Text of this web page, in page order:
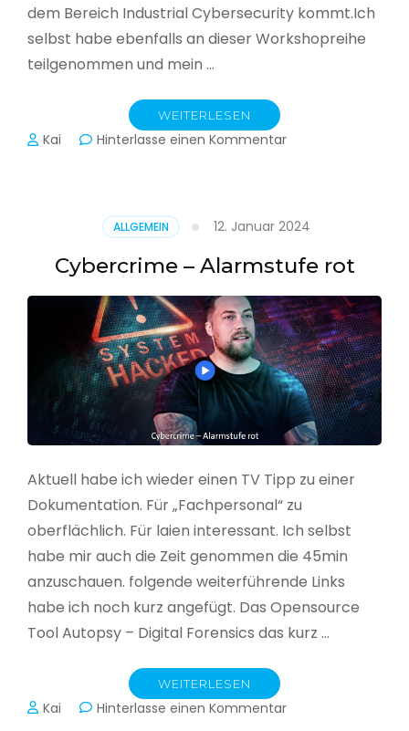
dem Bereich Industrial Cybersecurity kommt.Ich
selbst habe ebenfalls an dieser Workshopreihe
teilgenommen und mein …
WEITERLESEN
Kai Hinterlasse einen Kommentarzu
Produktion
ALLGEMEIN 12. Januar 2024
Cybercrime – Alarmstufe rot
Aktuell habe ich wieder einen TV Tipp zu einer
Dokumentation. Für „Fachpersonal“ zu
oberflächlich. Für laien interessant. Ich selbst
habe mir auch die Zeit genommen die 45min
anzuschauen. folgende weiterführende Links
habe ich noch kurz angefügt. Das Opensource
Tool Autopsy – Digital Forensics das kurz …
WEITERLESEN
Kai Hinterlasse einen Kommentarzu